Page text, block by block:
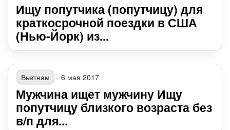
Ищу попутчика (попутчицу) для
краткосрочной поездки в США
(Нью-Йорк) из...
Вьетнам · 6 мая 2017
Мужчина ищет мужчину Ищу
попутчицу близкого возраста без
в/п для...